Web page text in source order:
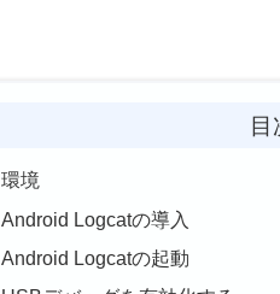
目
環境
Android Logcatの導入
Android Logcatの起動